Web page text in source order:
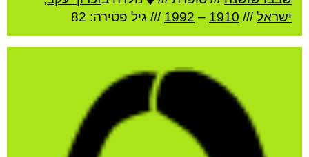
ישראל///
1910
–
1992 /// גיל פטירה: 82